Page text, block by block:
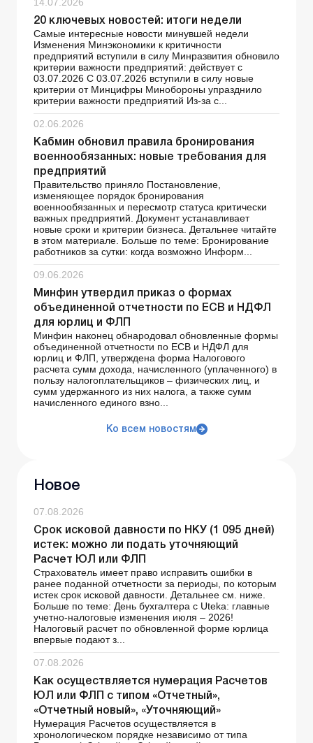
14.07.2026
20 ключевых новостей: итоги недели
Самые интересные новости минувшей недели
Изменения Минэкономики к критичности
предприятий вступили в силу Минразвития обновило
критерии важности предприятий: действует с
03.07.2026 С 03.07.2026 вступили в силу новые
критерии от Минцифры Минобороны упразднило
критерии важности предприятий Из-за с...
02.06.2026
Кабмин обновил правила бронирования
военнообязанных: новые требования для
предприятий
Правительство приняло Постановление,
изменяющее порядок бронирования
военнообязанных и пересмотр статуса критически
важных предприятий. Документ устанавливает
новые сроки и критерии бизнеса. Детальнее читайте
в этом материале. Больше по теме: Бронирование
работников за сутки: когда возможно Информ...
09.06.2026
Минфин утвердил приказ о формах
объединенной отчетности по ЕСВ и НДФЛ
для юрлиц и ФЛП
Минфин наконец обнародовал обновленные формы
объединенной отчетности по ЕСВ и НДФЛ для
юрлиц и ФЛП, утверждена форма Налогового
расчета сумм дохода, начисленного (уплаченного) в
пользу налогоплательщиков – физических лиц, и
сумм удержанного из них налога, а также сумм
начисленного единого взно...
Ко всем новостям
Новое
07.08.2026
Срок исковой давности по НКУ (1 095 дней)
истек: можно ли подать уточняющий
Расчет ЮЛ или ФЛП
Страхователь имеет право исправить ошибки в
ранее поданной отчетности за периоды, по которым
истек срок исковой давности. Детальнее см. ниже.
Больше по теме: День бухгалтера с Uteka: главные
учетно-налоговые изменения июля – 2026!
Налоговый расчет по обновленной форме юрлица
впервые подают з...
07.08.2026
Как осуществляется нумерация Расчетов
ЮЛ или ФЛП с типом «Отчетный»,
«Отчетный новый», «Уточняющий»
Нумерация Расчетов осуществляется в
хронологическом порядке независимо от типа